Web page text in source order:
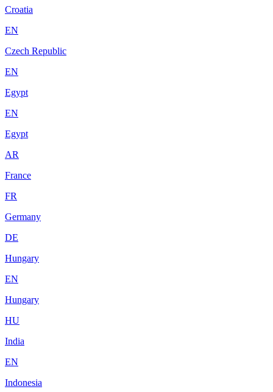
Croatia
EN
Czech Republic
EN
Egypt
EN
Egypt
AR
France
FR
Germany
DE
Hungary
EN
Hungary
HU
India
EN
Indonesia